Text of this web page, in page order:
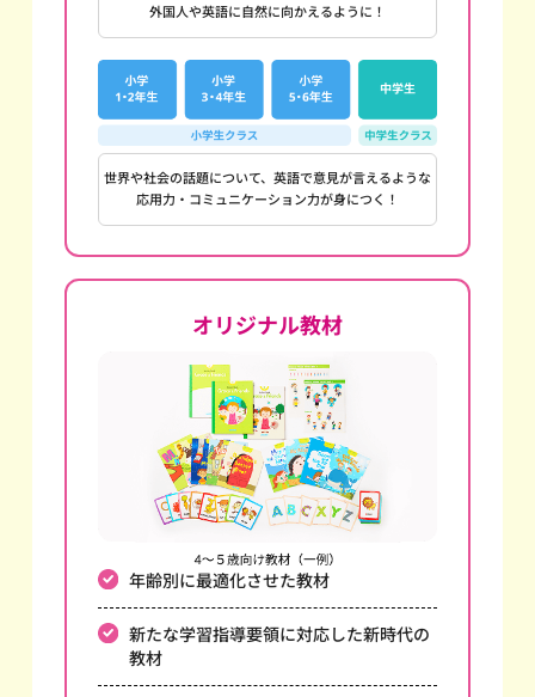
外国人や英語に自然に向かえるように！
世界や社会の話題について、英語で意見が言えるような
応用力・コミュニケーション力が身につく！
オリジナル教材
年齢別に最適化させた教材
新たな学習指導要領に対応した新時代の
教材